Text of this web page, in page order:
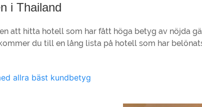
i Thailand
att hitta hotell som har fått höga betyg av nöjda
du till en lång lista på hotell som har
allra bäst kundbetyg